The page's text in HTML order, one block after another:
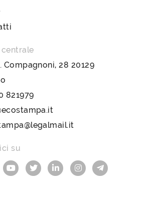
centrale
Compagnoni, 28 20129
821979
su